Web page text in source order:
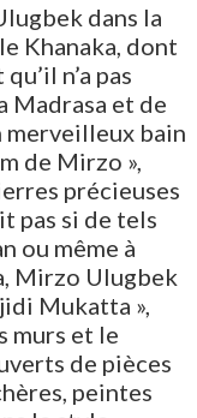
dans la
Khanaka, dont
n’a pas
Madrasa et de
merveilleux bain
de Mirzo »,
précieuses
pas si de tels
ou même à
Mirzo Ulugbek
Mukatta »,
murs et le
de pièces
peintes